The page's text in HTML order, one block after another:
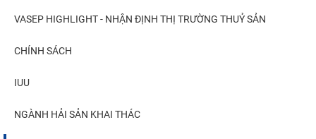
VASEP HIGHLIGHT - NHẬN ĐỊNH THỊ TRƯỜNG THUỶ SẢN
CHÍNH SÁCH
IUU
NGÀNH HẢI SẢN KHAI THÁC